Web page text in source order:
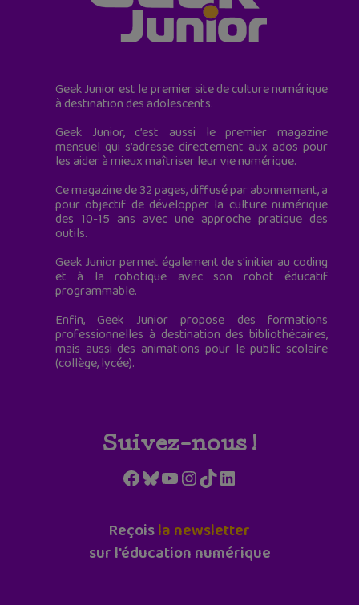
Geek Junior est le premier site de culture numérique
à destination des adolescents.
Geek Junior, c’est aussi le premier magazine
mensuel qui s’adresse directement aux ados pour
les aider à mieux maîtriser leur vie numérique.
Ce magazine de 32 pages, diffusé par abonnement, a
pour objectif de développer la culture numérique
des 10-15 ans avec une approche pratique des
outils.
Geek Junior permet également de s'initier au coding
et à la robotique avec son robot éducatif
programmable.
Enfin, Geek Junior propose des formations
professionnelles à destination des bibliothécaires,
mais aussi des animations pour le public scolaire
(collège, lycée).
Suivez-nous !
Facebook
Bluesky
YouTube
Instagram
TikTokLinkedIn
Reçoisla newsletter
sur l'éducation numérique